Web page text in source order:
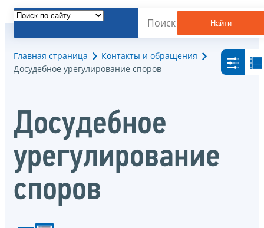
Найти
Главная страница
Контакты и обращения
Досудебное урегулирование споров
Досудебное
урегулирование
споров